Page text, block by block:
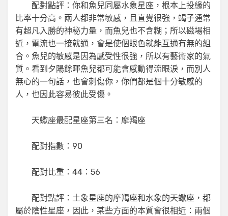
配對點評：你和魚兒同屬水象星座，根本上投緣的
比率十分高。兩人都非常敏感，且直覺很強，蝎子通常
有超凡入勝的神秘力量，而魚兒也不含糊；所以磁場相
近，電流也一接就通，會是使個眼色就能互通有無的組
合。魚兒的敏感是因為感受性很強，所以有藝術家的氣
質。看到夕陽餘暉魚兒都可能會感動得流眼淚，而別人
無心的一句話，也會刺傷你，你們都是個十分敏感的
人，也因此容易彼此受傷。
天蠍座最配星座第三名：摩羯座
配對指數：90
配對比重：44：56
配對點評：土象星座的摩羯座和水象的天蠍座，都
屬於陰性星座，因此，某些方面的本質會很相近：兩個